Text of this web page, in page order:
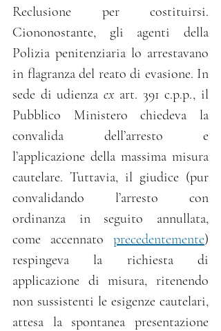
Reclusione per costituirsi.
Ciononostante, gli agenti della
Polizia penitenziaria lo arrestavano
in flagranza del reato di evasione. In
sede di udienza ex art. 391 c.p.p., il
Pubblico Ministero chiedeva la
convalida dell’arresto e
l’applicazione della massima misura
cautelare. Tuttavia, il giudice (pur
convalidando l’arresto con
ordinanza in seguito annullata,
come accennato precedentemente)
respingeva la richiesta di
applicazione di misura, ritenendo
non sussistenti le esigenze cautelari,
attesa la spontanea presentazione